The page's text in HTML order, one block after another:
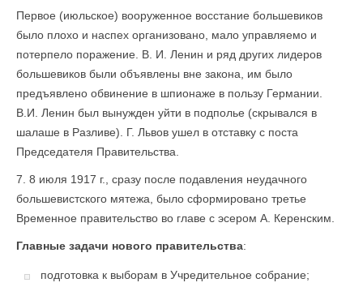
Первое (июльское) вооруженное восстание большевиков
было плохо и наспех организовано, мало управляемо и
потерпело поражение. В. И. Ленин и ряд других лидеров
большевиков были объявлены вне закона, им было
предъявлено обвинение в шпионаже в пользу Германии.
В.И. Ленин был вынужден уйти в подполье (скрывался в
шалаше в Разливе). Г. Львов ушел в отставку с поста
Председателя Правительства.
7. 8 июля 1917 г., сразу после подавления неудачного
большевистского мятежа, было сформировано третье
Временное правительство во главе с эсером А. Керенским.
Главные задачи нового правительства:
подготовка к выборам в Учредительное собрание;